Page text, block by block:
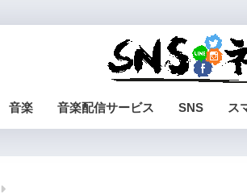
音楽 音楽配信サービス SNS ス